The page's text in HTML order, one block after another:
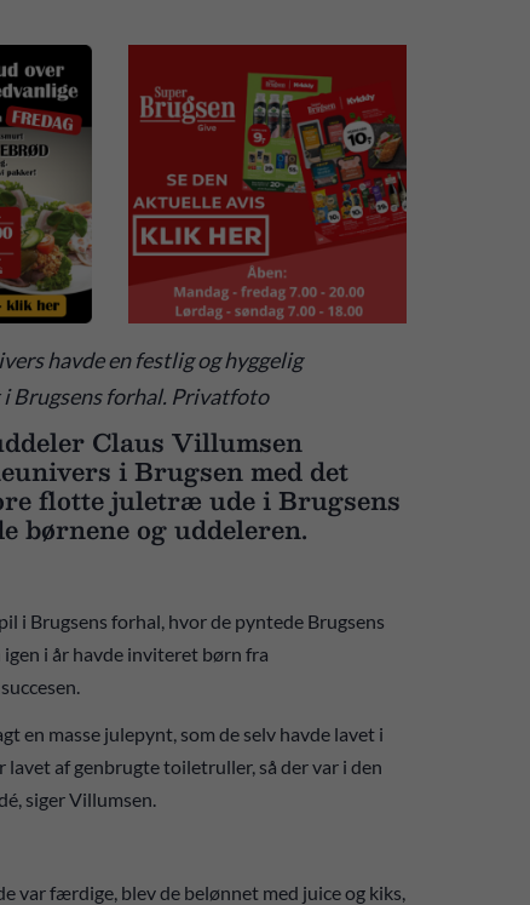
havde en festlig og hyggelig
Brugsens forhal. Privatfoto
Claus Villumsen
i Brugsen med det
flotte juletræ ude i Brugsens
børnene og uddeleren.
i Brugsens forhal, hvor de pyntede Brugsens
i år havde inviteret børn fra
en masse julepynt, som de selv havde lavet i
af genbrugte toiletruller, så der var i den
siger Villumsen.
var færdige, blev de belønnet med juice og kiks,